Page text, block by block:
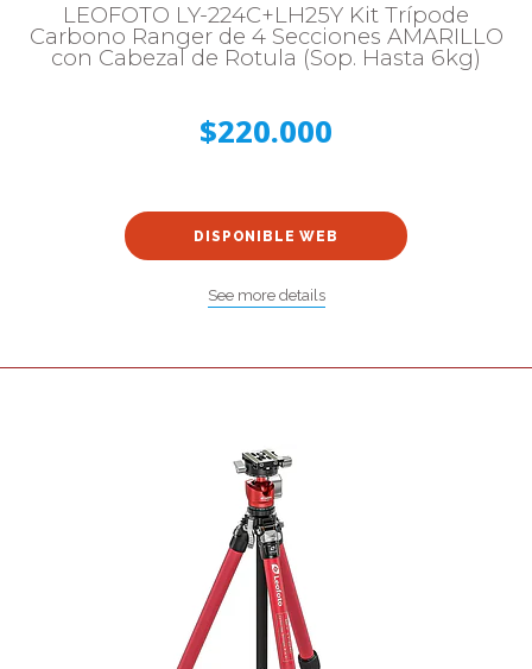
LEOFOTO LY-224C+LH25Y Kit Trípode
Carbono Ranger de 4 Secciones AMARILLO
con Cabezal de Rotula (Sop. Hasta 6kg)
$220.000
DISPONIBLE WEB
See more details